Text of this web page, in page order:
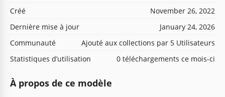
Créé
November 26, 2022
Dernière mise à jour
January 24, 2026
Communauté
Ajouté aux collections par 5 Utilisateurs
Statistiques d’utilisation
0 téléchargements ce mois-ci
À propos de ce modèle